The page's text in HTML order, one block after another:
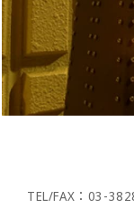
TEL/FAX：03-